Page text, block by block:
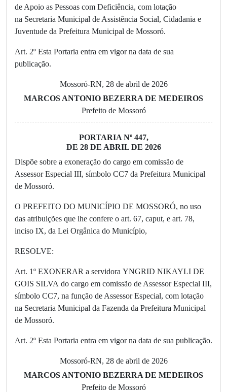
de Apoio as Pessoas com Deficiência, com lotação
na Secretaria Municipal de Assistência Social, Cidadania e
Juventude da Prefeitura Municipal de Mossoró.
Art. 2º Esta Portaria entra em vigor na data de sua
publicação.
Mossoró-RN, 28 de abril de 2026
MARCOS ANTONIO BEZERRA DE MEDEIROS
Prefeito de Mossoró
PORTARIA Nº 447,
DE 28 DE ABRIL DE 2026
Dispõe sobre a exoneração do cargo em comissão de
Assessor Especial III, símbolo CC7 da Prefeitura Municipal
de Mossoró.
O PREFEITO DO MUNICÍPIO DE MOSSORÓ, no uso
das atribuições que lhe confere o art. 67, caput, e art. 78,
inciso IX, da Lei Orgânica do Município,
RESOLVE:
Art. 1º EXONERAR a servidora YNGRID NIKAYLI DE
GOIS SILVA do cargo em comissão de Assessor Especial III,
símbolo CC7, na função de Assessor Especial, com lotação
na Secretaria Municipal da Fazenda da Prefeitura Municipal
de Mossoró.
Art. 2º Esta Portaria entra em vigor na data de sua publicação.
Mossoró-RN, 28 de abril de 2026
MARCOS ANTONIO BEZERRA DE MEDEIROS
Prefeito de Mossoró